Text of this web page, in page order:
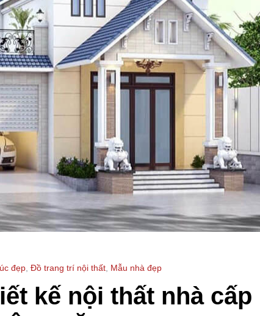
đẹp Đồ trang trí nội thất Mẫu nhà đẹp
kế nội thất nhà cấp